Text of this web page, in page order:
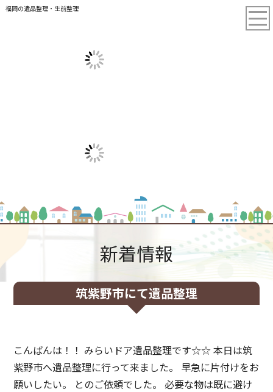
福岡の遺品整理・生前整理
新着情報
筑紫野市にて遺品整理
こんばんは！！ みらいドア遺品整理です☆☆ 本日は筑
紫野市へ遺品整理に行って来ました。 早急に片付けをお
願いしたい。 とのご依頼でした。 必要な物は既に避け